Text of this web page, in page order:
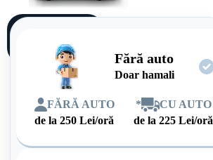
Fără auto
Doar hamali
FĂRĂ AUTO
de la250 Lei/oră
*
CU AUTO
de la225 Lei/oră
singur